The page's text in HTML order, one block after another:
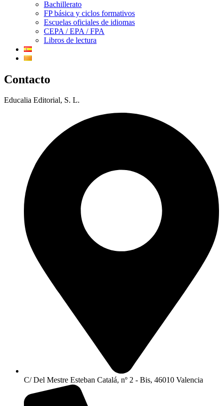
Bachillerato
FP básica y ciclos formativos
Escuelas oficiales de idiomas
CEPA / EPA / FPA
Libros de lectura
Contacto
Educalia Editorial, S. L.
C/ Del Mestre Esteban Catalá, nº 2 - Bis, 46010 Valencia